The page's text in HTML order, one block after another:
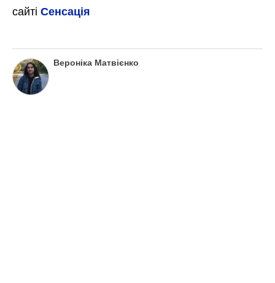
сайті Сенсація
Вероніка Матвієнко